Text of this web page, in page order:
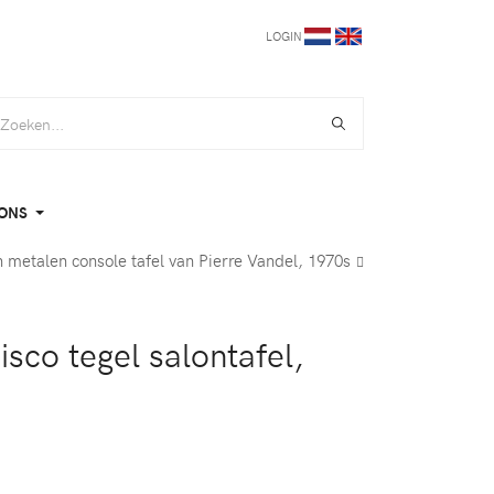
LOGIN
metalen console tafel van Pierre Vandel, 1970s
tegel salontafel,